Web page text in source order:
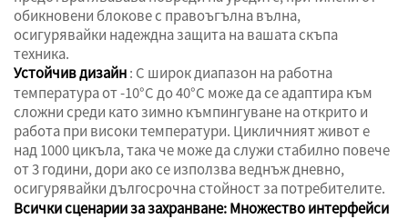
обикновени блокове с правоъгълна вълна,
осигурявайки надеждна защита на вашата скъпа
техника.
Устойчив дизайн: С широк диапазон на работна
температура от -10°С до 40°С може да се адаптира към
сложни среди като зимно къмпингуване на открито и
работа при високи температури. Цикличният живот е
над 1000 цикъла, така че може да служи стабилно повече
от 3 години, дори ако се използва веднъж дневно,
осигурявайки дългосрочна стойност за потребителите.
Всички сценарии за захранване: Множество интерфейси